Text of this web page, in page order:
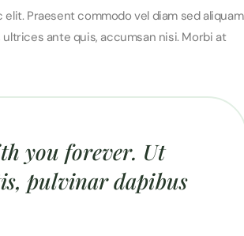
Praesent commodo vel diam sed
ante quis, accumsan nisi. Morbi at
you forever. Ut
pulvinar dapibus